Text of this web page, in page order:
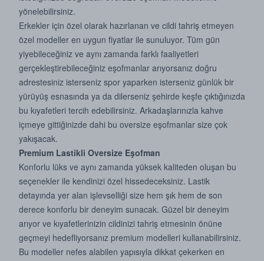
yönelebilirsiniz.
Erkekler için özel olarak hazırlanan ve cildi tahriş etmeyen
özel modeller en uygun fiyatlar ile sunuluyor. Tüm gün
yiyebileceğiniz ve aynı zamanda farklı faaliyetleri
gerçekleştirebileceğiniz eşofmanlar arıyorsanız doğru
adrestesiniz isterseniz spor yaparken isterseniz günlük bir
yürüyüş esnasında ya da dilerseniz şehirde keşfe çıktığınızda
bu kıyafetleri tercih edebilirsiniz. Arkadaşlarınızla kahve
içmeye gittiğinizde dahi bu oversize eşofmanlar size çok
yakışacak.
Premium Lastikli Oversize Eşofman
Konforlu lüks ve aynı zamanda yüksek kaliteden oluşan bu
seçenekler ile kendinizi özel hissedeceksiniz. Lastik
detayında yer alan işlevselliği size hem şık hem de son
derece konforlu bir deneyim sunacak. Güzel bir deneyim
arıyor ve kıyafetlerinizin cildinizi tahriş etmesinin önüne
geçmeyi hedefliyorsanız premium modelleri kullanabilirsiniz.
Bu modeller nefes alabilen yapısıyla dikkat çekerken en